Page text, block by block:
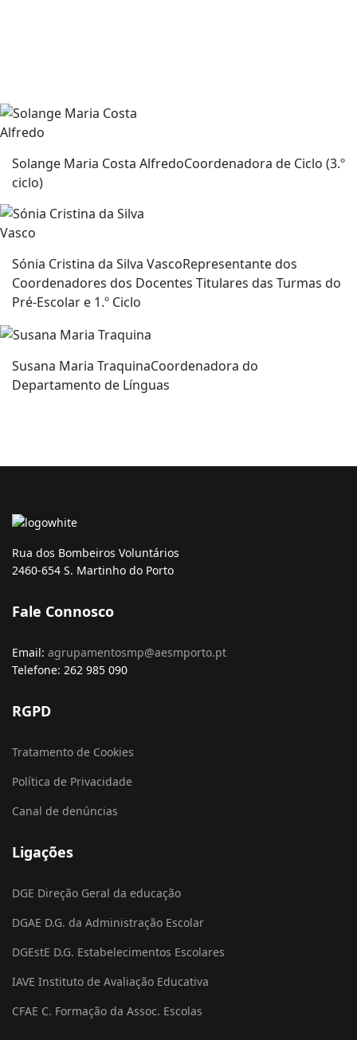
Solange Maria Costa AlfredoCoordenadora de Ciclo (3.º
ciclo)
Sónia Cristina da Silva VascoRepresentante dos
Coordenadores dos Docentes Titulares das Turmas do
Pré-Escolar e 1.º Ciclo
Susana Maria TraquinaCoordenadora do
Departamento de Línguas
Rua dos Bombeiros Voluntários
2460-654 S. Martinho do Porto
Fale Connosco
Email: agrupamentosmp@aesmporto.pt
Telefone: 262 985 090
RGPD
Tratamento de Cookies
Política de Privacidade
Canal de denúncias
Ligações
DGE Direção Geral da educação
DGAE D.G. da Administração Escolar
DGEstE D.G. Estabelecimentos Escolares
IAVE Instituto de Avaliação Educativa
CFAE C. Formação da Assoc. Escolas